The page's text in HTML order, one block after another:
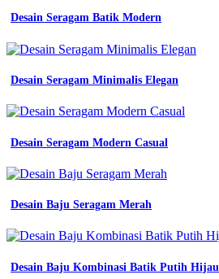
kemeja
lengan
dinas
asn
pns
pdh
satpam
putih
dengan
hitam
papan
Desain Seragam Batik Modern
Desain Seragam Minimalis Elegan
Desain Seragam Modern Casual
Desain Baju Seragam Merah
Desain Baju Kombinasi Batik Putih Hijau